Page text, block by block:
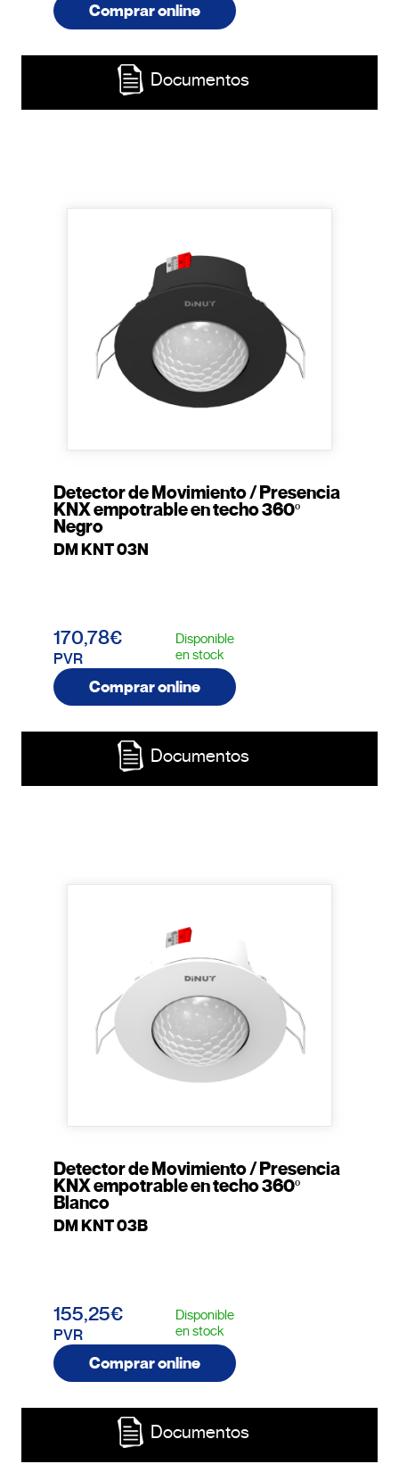
Comprar online
Documentos
Detector de Movimiento / Presencia
KNX empotrable en techo 360º
Negro
DM KNT 03N
170,78€
PVR
Disponible
en stock
Comprar online
Documentos
Detector de Movimiento / Presencia
KNX empotrable en techo 360º
Blanco
DM KNT 03B
155,25€
PVR
Disponible
en stock
Comprar online
Documentos